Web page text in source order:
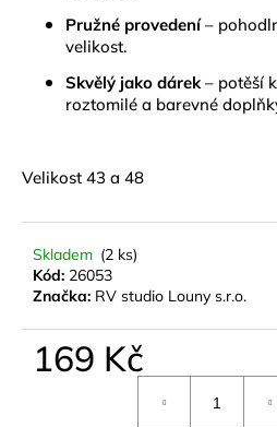
Pružné provedení–
velikost.
Skvělý jako dárek– potěší
roztomilé a barevné
Velikost 43 a 48
Skladem (2 ks)
Kód: 26053
Značka: RV studio Louny s.r.o.
169 Kč
MUŠLE
ABALONA
GOLD
299
Kč